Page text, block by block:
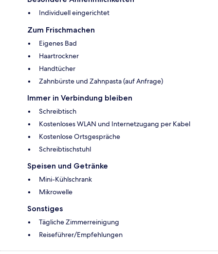
Individuell eingerichtet
Zum Frischmachen
Eigenes Bad
Haartrockner
Handtücher
Zahnbürste und Zahnpasta (auf Anfrage)
Immer in Verbindung bleiben
Schreibtisch
Kostenloses WLAN und Internetzugang per Kabel
Kostenlose Ortsgespräche
Schreibtischstuhl
Speisen und Getränke
Mini-Kühlschrank
Mikrowelle
Sonstiges
Tägliche Zimmerreinigung
Reiseführer/Empfehlungen